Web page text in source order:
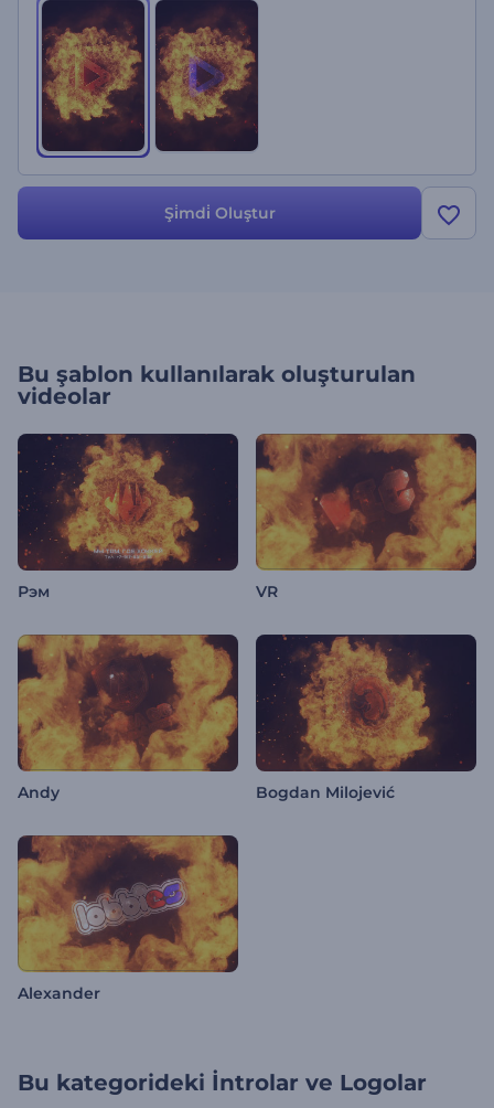
Şi̇mdi̇ Oluştur
Bu şablon kullanılarak oluşturulan
videolar
Рэм VR
Andy Bogdan Milojević
Alexander
Bu kategorideki İntrolar ve Logolar